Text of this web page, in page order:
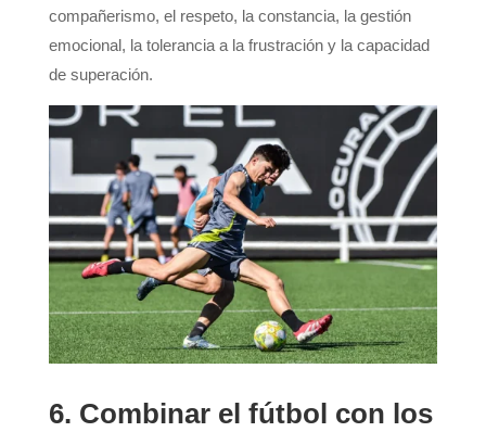
compañerismo, el respeto, la constancia, la gestión
emocional, la tolerancia a la frustración y la capacidad
de superación.
6. Combinar el fútbol con los